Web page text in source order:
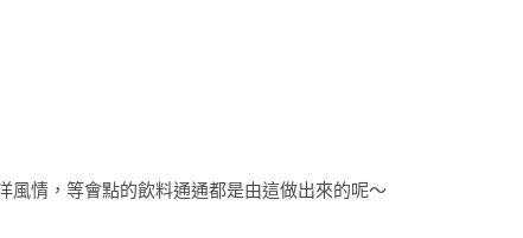
風情，等會點的飲料通通都是由這做出來的呢～